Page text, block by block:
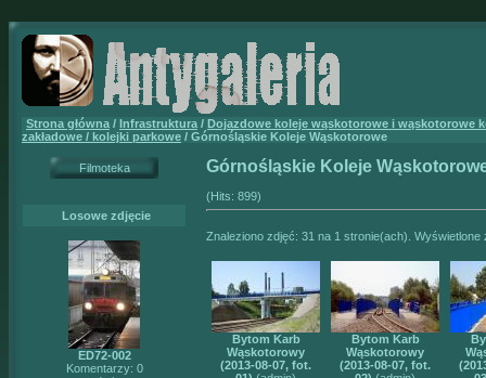
Strona główna / Infrastruktura / Dojazdowe koleje wąskotorowe i wąskotorowe
zakładowe / kolejki parkowe / Górnośląskie Koleje Wąskotorowe
Filmoteka
Losowe zdjęcie
ED72-002
Komentarzy: 0
Górnośląskie Koleje
(Hits: 899)
Znaleziono zdjęć: 31 na 1 stronie(ach). Wyświetlone
Bytom Karb
Wąskotorowy
(2013-08-07, fot.
Bytom Karb
Wąskotorowy
(2013-08-07, fot.